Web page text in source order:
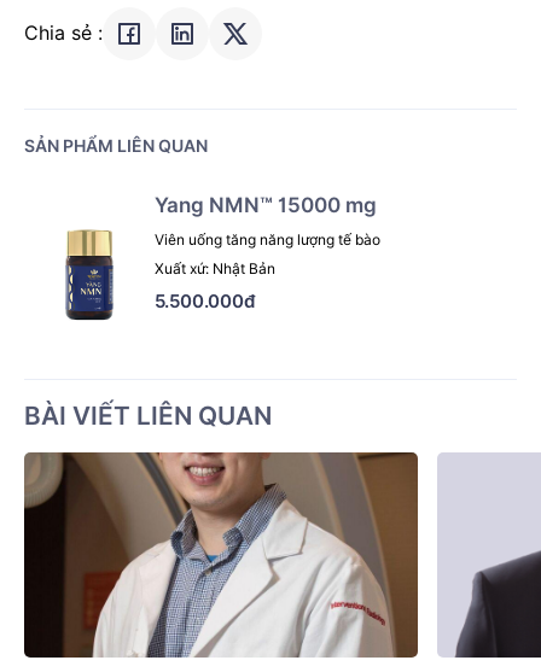
Chia sẻ :
SẢN PHẨM LIÊN QUAN
Yang NMN™ 15000 mg
Viên uống tăng năng lượng tế bào
Xuất xứ: Nhật Bản
5.500.000đ
BÀI VIẾT LIÊN QUAN